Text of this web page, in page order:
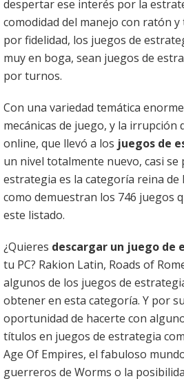
despertar ese interés por la
comodidad del manejo con ratón
por fidelidad, los juegos de
muy en boga, sean juegos de
por turnos.
Con una variedad temática
mecánicas de juego, y la
online, que llevó a los juegos de
un nivel totalmente nuevo, casi se
estrategia es la categoría reina de
como demuestran los 746 juegos
este listado.
¿Quieres descargar un juego
tu PC? Rakion Latin, Roads of
algunos de los juegos de
obtener en esta categoría. Y por
oportunidad de hacerte con
títulos en juegos de estrategia
Age Of Empires, el fabuloso
guerreros de Worms o la